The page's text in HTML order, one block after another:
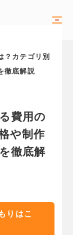
？カテゴリ別
徹底解説
費用の
や制作
徹底解
りはこ